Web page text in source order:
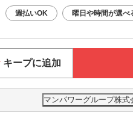
週払いOK 曜日や時間が選べ
キープに追加
マンパワーグループ株